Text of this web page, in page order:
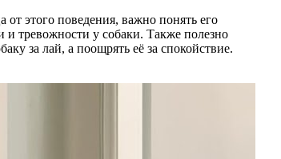
этого поведения, важно понять его
тревожности у собаки. Также полезно
за лай, а поощрять её за спокойствие.